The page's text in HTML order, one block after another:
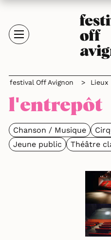
festival Off Avignon > Lieux
l'entrepôt
Chanson / Musique
Jeune public
Théâtre